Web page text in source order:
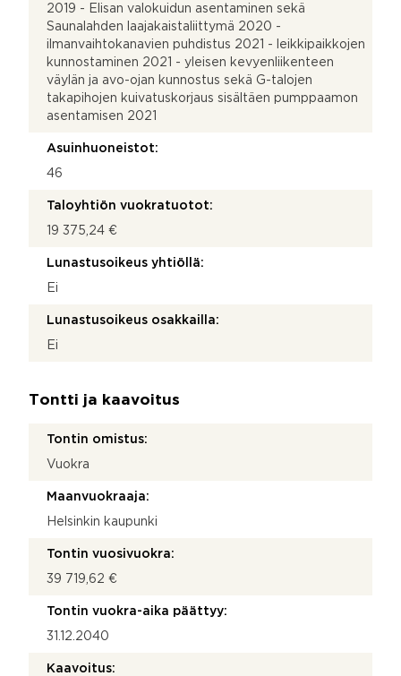
2019 - Elisan valokuidun asentaminen sekä
Saunalahden laajakaistaliittymä 2020 -
ilmanvaihtokanavien puhdistus 2021 - leikkipaikkojen
kunnostaminen 2021 - yleisen kevyenliikenteen
väylän ja avo-ojan kunnostus sekä G-talojen
takapihojen kuivatuskorjaus sisältäen pumppaamon
asentamisen 2021
Asuinhuoneistot:
46
Taloyhtiön vuokratuotot:
19 375,24 €
Lunastusoikeus yhtiöllä:
Ei
Lunastusoikeus osakkailla:
Ei
Tontti ja kaavoitus
Tontin omistus:
Vuokra
Maanvuokraaja:
Helsinkin kaupunki
Tontin vuosivuokra:
39 719,62 €
Tontin vuokra-aika päättyy:
31.12.2040
Kaavoitus: